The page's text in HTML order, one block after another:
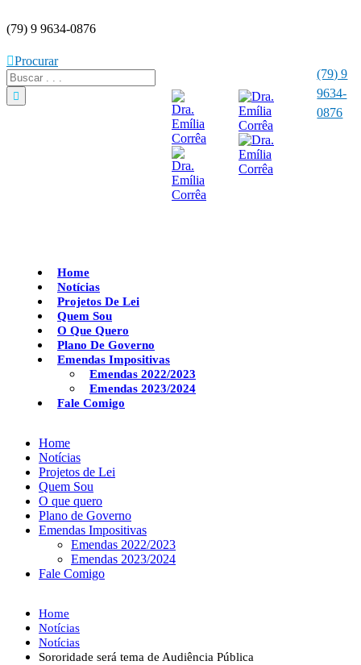
(79) 9 9634-0876
Procurar
(79) 9
9634-
0876
Home
Notícias
Projetos De Lei
Quem Sou
O Que Quero
Plano De Governo
Emendas Impositivas
Emendas 2022/2023
Emendas 2023/2024
Fale Comigo
Home
Notícias
Projetos de Lei
Quem Sou
O que quero
Plano de Governo
Emendas Impositivas
Emendas 2022/2023
Emendas 2023/2024
Fale Comigo
Home
Notícias
Notícias
Sororidade será tema de Audiência Pública